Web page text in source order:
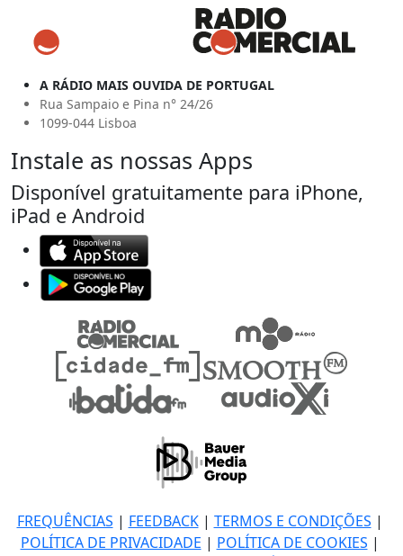
A RÁDIO MAIS OUVIDA DE PORTUGAL
Rua Sampaio e Pina n° 24/26
1099-044 Lisboa
Instale as nossas Apps
Disponível gratuitamente para iPhone,
iPad e Android
FREQUÊNCIAS | FEEDBACK| TERMOS E CONDIÇÕES |
POLÍTICA DE PRIVACIDADE | POLÍTICA DE COOKIES |